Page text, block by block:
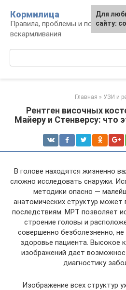
контенту
Кормилица
Правила, проблемы и польза
вскармливания
Главная » УЗИ и
Рентген височных
Майеру и Стенверсу: что
В голове находятся жизненно
сложно исследовать снаружи.
методики опасно —
анатомических структур
последствиям. МРТ позволяет
строение головы и
совершенно безболезненно,
здоровье пациента. Высокое
изображений дает
диагностику
Изображение всех структур
Для
сайту: